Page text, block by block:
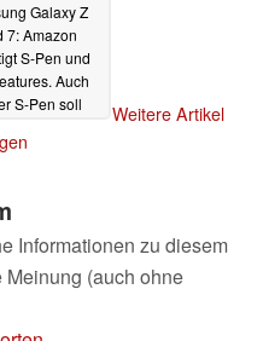
Galaxy Z
7: Amazon
S-Pen und
Auch
S-Pen soll
Weitere Artikel
Informationen zu diesem
(auch ohne